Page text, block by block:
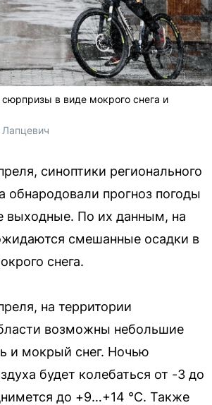
сюрпризы в виде мокрого снега и
Лапцевич
синоптики регионального
обнародовали прогноз погоды
выходные. По их данным, на
смешанные осадки в
снега.
на территории
возможны небольшие
и мокрый снег. Ночью
будет колебаться от -3 до
до +9…+14 °С. Также